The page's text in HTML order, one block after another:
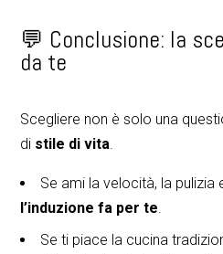
💬 Conclusione: la
da te
Scegliere non è solo una
di stile di vita
Se ami la velocità, la pulizia
l’induzione fa per te
Se ti piace la cucina